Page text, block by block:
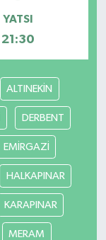
YATSI
21:30
ALTINEKİN
DERBENT
EMİRGAZİ
HALKAPINAR
KARAPINAR
MERAM